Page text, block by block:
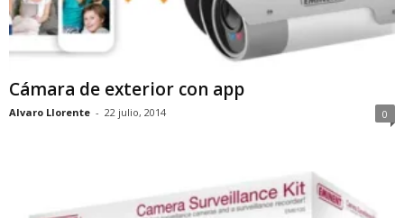
Cámara de exterior con app
Alvaro Llorente - 22 julio, 2014 0